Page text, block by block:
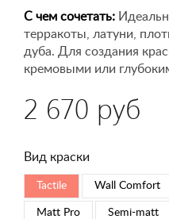
С чем сочетать:
терракоты, латуни,
дуба. Для создания
кремовыми или
2 670 руб
Вид краски
Tactile Wall Comfort
Matt Pro Semi-matt